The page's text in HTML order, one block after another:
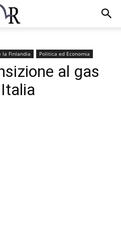
la Finlandia Politica ed Economia
al gas